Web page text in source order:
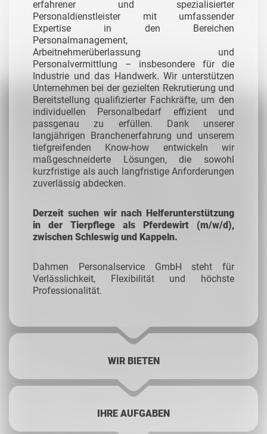
erfahrener und spezialisierter
Personaldienstleister mit umfassender
Expertise in den Bereichen
Personalmanagement,
Arbeitnehmerüberlassung und
Personalvermittlung – insbesondere für die
Industrie und das Handwerk.Wir unterstützen
Unternehmen bei der gezielten Rekrutierung und
Bereitstellung qualifizierter Fachkräfte, um den
individuellen Personalbedarf effizient und
passgenau zu erfüllen. Dank unserer
langjährigen Branchenerfahrung und unserem
tiefgreifenden Know-how entwickeln wir
maßgeschneiderte Lösungen, die sowohl
kurzfristige als auch langfristige Anforderungen
zuverlässig abdecken.
Derzeit suchen wir nach Helferunterstützung
in der Tierpflege als Pferdewirt (m/w/d),
zwischen Schleswig und Kappeln.
Dahmen Personalservice GmbH steht für
Verlässlichkeit, Flexibilität und höchste
Professionalität.
WIR BIETEN
IHRE AUFGABEN